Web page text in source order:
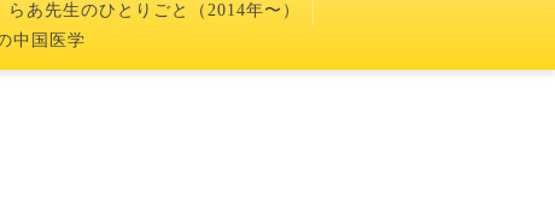
らあ先生のひとりごと（2014年〜）
中国医学